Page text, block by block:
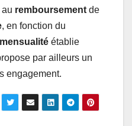
remboursement de
, en fonction du
mensualité établie
par ailleurs un
engagement.